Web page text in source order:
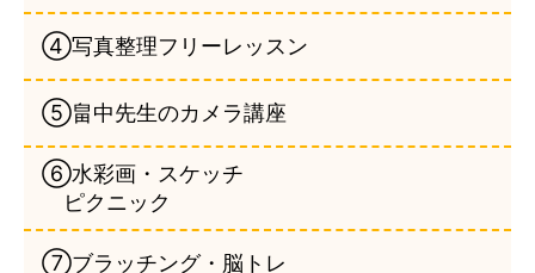
④写真整理フリーレッスン
⑤畠中先生のカメラ講座
⑥水彩画・スケッチ
ピクニック
⑦ブラッチング・脳トレ